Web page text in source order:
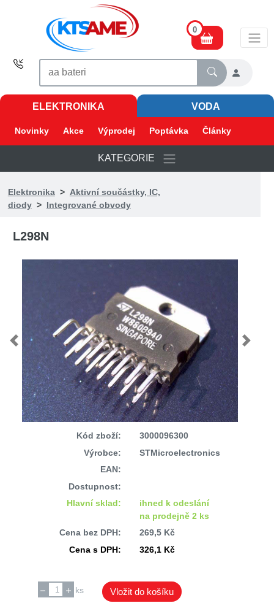
0
ELEKTRONIKA VODA
Novinky Akce Výprodej Poptávka Články
KATEGORIE
Elektronika> Aktivní součástky, IC,
diody> Integrované obvody
L298N
Previous Next
Kód zboží:
3000096300
Výrobce:
STMicroelectronics
EAN:
Dostupnost:
Hlavní sklad:
ihned k odeslání
na prodejně 2 ks
Cena bez DPH:
269,5 Kč
Cena s DPH:
326,1 Kč
ks Vložit do košíku